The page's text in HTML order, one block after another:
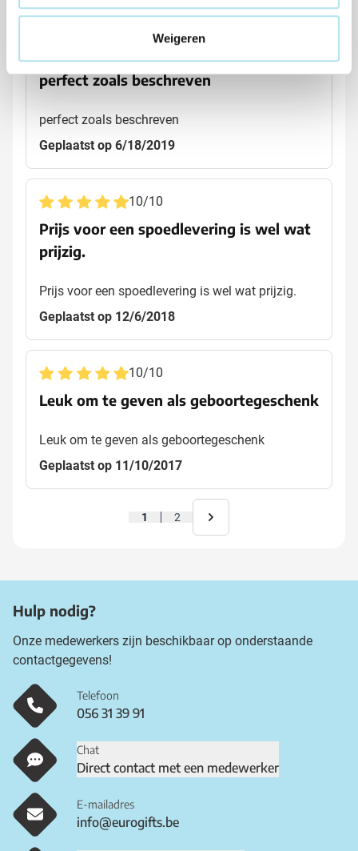
Weigeren
1
0
perfect zoals beschreven
perfect zoals beschreven
Geplaatst op 6/18/2019
10/10
Prijs voor een spoedlevering is wel wat
prijzig.
Prijs voor een spoedlevering is wel wat prijzig.
Geplaatst op 12/6/2018
10/10
Leuk om te geven als geboortegeschenk
Leuk om te geven als geboortegeschenk
Geplaatst op 11/10/2017
1 2
Hulp nodig?
Onze medewerkers zijn beschikbaar op onderstaande
contactgegevens!
Telefoon
056 31 39 91
Chat
Direct contact met een medewerker
E-mailadres
info@eurogifts.be